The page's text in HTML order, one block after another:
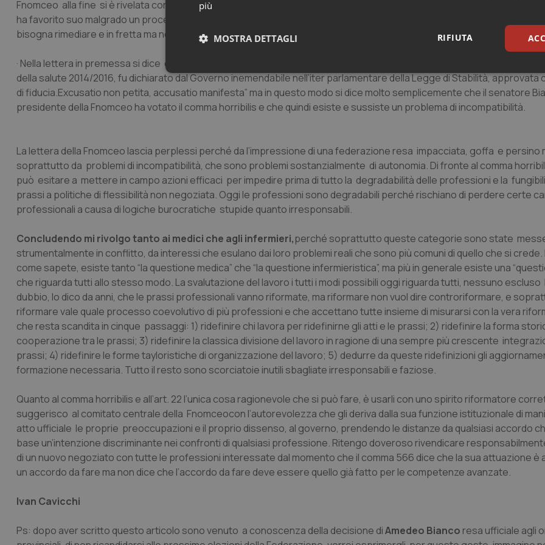
Fnomceo alla fine si è rivelata corresponsabile di questo comma
ha favorito suo malgrado un processo devolutivo non solo ai danni dei medici ma ai danni dell’intero mondo del lavoro. Se
bisogna rimediare e in fretta ma non con mosse finte.
· Nella lettera in premessa si dice che il comma 566, insieme a tutti gli altri commi della Legge di stabilità 2015 applicativi
della salute 2014/2016, fu dichiarato dal Governo inemendabile nell’iter parlamentare della Legge di Stabilità, approvata
di fiducia.Excusatio non petita, accusatio manifesta” ma in questo modo si dice molto semplicemente che il senatore
presidente della Fnomceo ha votato il comma horribilis e che quindi esiste e sussiste un problema di incompatibilità.
La lettera della Fnomceo lascia perplessi perché da l’impressione di una federazione resa impacciata, goffa e persino
soprattutto da problemi di incompatibilità, che sono problemi sostanzialmente di autonomia. Di fronte al comma
può esitare a mettere in campo azioni efficaci per impedire prima di tutto la degradabilità delle professioni e la
prassi a politiche di flessibilità non negoziata. Oggi le professioni sono degradabili perché rischiano di perdere certe
professionali a causa di logiche burocratiche stupide quanto irresponsabili.
Concludendo mi rivolgo tanto ai medici che agli infermieri,perché soprattutto queste categorie sono state
strumentalmente in conflitto, da interessi che esulano dai loro problemi reali che sono più comuni di quello che si crede.
come sapete, esiste tanto “la questione medica” che “la questione infermieristica”, ma più in generale esiste una “
che riguarda tutti allo stesso modo. La svalutazione del lavoro i tutti i modi possibili oggi riguarda tutti, nessuno escluso
dubbio, lo dico da anni, che le prassi professionali vanno riformate, ma riformare non vuol dire controriformare, e
riformare vale quale processo coevolutivo di più professioni e che accettano tutte insieme di misurarsi con la vera
che resta scandita in cinque passaggi: 1) ridefinire chi lavora per ridefinirne gli atti e le prassi; 2) ridefinire la forma
cooperazione tra le prassi; 3) ridefinire la classica divisione del lavoro in ragione di una sempre più crescente
prassi; 4) ridefinire le forme tayloristiche di organizzazione del lavoro; 5) dedurre da queste ridefinizioni gli
formazione necessaria. Tutto il resto sono scorciatoie inutili sbagliate irresponsabili e faziose.
Quanto al comma horribilis e all’art. 22 l’unica cosa ragionevole che si può fare, è usarli con uno spirito riformatore
suggerisco al comitato centrale della Fnomceocon l’autorevolezza che gli deriva dalla sua funzione istituzionale di
atto ufficiale le proprie preoccupazioni e il proprio dissenso, al governo, prendendo le distanze da qualsiasi accordo
base un’intenzione discriminante nei confronti di qualsiasi professione. Ritengo doveroso rivendicare
di un nuovo negoziato con tutte le professioni interessate dal momento che il comma 566 dice che la sua attuazione è
un accordo da fare ma non dice che l’accordo da fare deve essere quello già fatto per le competenze avanzate.
Ivan Cavicchi
Ps: dopo aver scritto questo articolo sono venuto a conoscenza della decisione diAmedeo Bianco resa ufficiale agli
più
RIFIUTA
MOSTRA DETTAGLI
Necessari Statistici
Necessari Statistici Marketing
I cookie necessari contribuiscono a rendere fruibile il sito web abilitandone funzionalità di base quali la
e l'accesso alle aree protette del sito. Il sito web non è in grado di funzionare correttamente senza questi
Nome
Fornitore/ Dominio
.youtube.com
settimane
scelte di consenso e privacy
interazione con il sito. Registra i
del visitatore riguardo a varie
impostazioni sulla privacy,
preferenze siano onorate nelle
CookieScriptConsent
CookieScript
www.quotidianosanita.it
5 mesi 3
settimane
Questo cookie viene utilizzato
Script.com per ricordare le
sui cookie dei visitatori. È
dei cookie di Cookie-Script.com
correttamente.
tracking-sites-ironfish-
www.quotidianosanita.it
4
settimane
2 giorni
Questo cookie è impostato
abilitare il sistema di tracking
tracking-sites-ironfish-
www.quotidianosanita.it
4
_ga
Google LLC
.quotidianosanita.it
1 anno 1
mese
Questo nome di cookie è
Universal Analytics, che è un
significativo del servizio di
utilizzato da Google. Questo
per distinguere utenti unici
generato in modo casuale come
cliente. È incluso in ogni
sito e utilizzato per calcolare i
sessioni e campagne per i
generato in modo casuale, il
utilizzato può essere specifico